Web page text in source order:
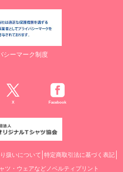
シーマーク制度
X Facebook
扱いについて 特定商取引法に基づく表記
ツ・ウェアなどノベルティプリント